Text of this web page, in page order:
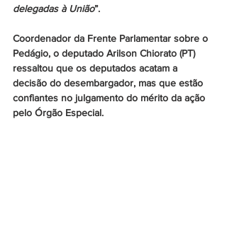
delegadas à União”.
Coordenador da Frente Parlamentar sobre o
Pedágio, o deputado Arilson Chiorato (PT)
ressaltou que os deputados acatam a
decisão do desembargador, mas que estão
confiantes no julgamento do mérito da ação
pelo Órgão Especial.